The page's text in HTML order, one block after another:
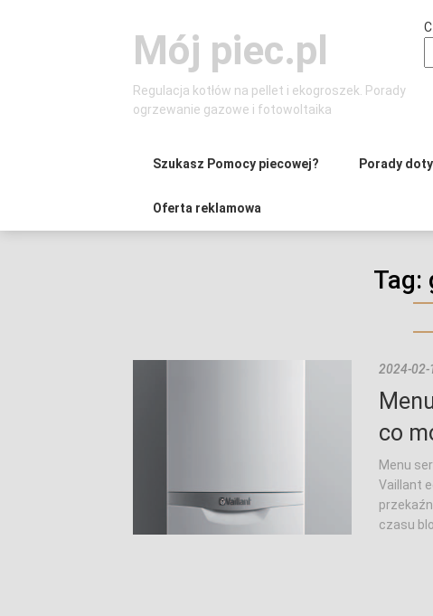
Mój piec.pl
Regulacja kotłów na pellet i ekogroszek. Porady
ogrzewanie gazowe i fotowoltaika
Szukasz Pomocy piecowej? Porady
Oferta reklamowa
Tag:
2024-02-
co
Menu
Vaillant
czasu